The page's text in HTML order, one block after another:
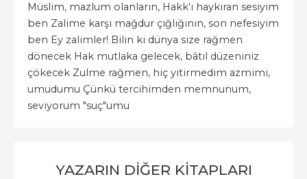
Müslim, mazlum olanların, Hakk'ı haykıran sesiyim
ben Zalime karşı mağdur çığlığının, son nefesiyim
ben Ey zalimler! Bilin ki dünya size rağmen
dönecek Hak mutlaka gelecek, bâtıl düzeniniz
çökecek Zulme rağmen, hiç yitirmedim azmimi,
umudumu Çünkü tercihimden memnunum,
seviyorum "suç"umu
YAZARIN DIĞER KITAPLARI